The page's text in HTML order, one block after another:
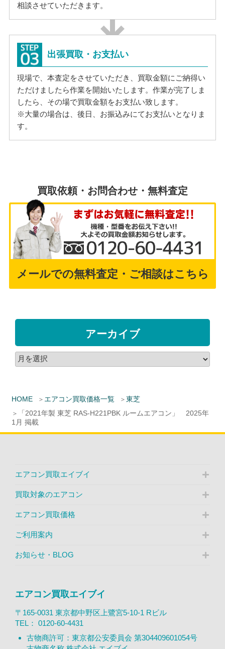
HOME エアコン買取価格一覧
東芝
「2021年製 東芝 RAS-H221PBK ルームエアコン」 2025年
1月 掲載
相談させていただきます。
出張買取・お支払い
現場で、本査定をさせていただき、買取金額にご納得い
ただけましたら作業を開始いたします。作業が完了しま
したら、その場で買取金額をお支払い致します。
※大量の場合は、後日、お振込みにてお支払いとなりま
す。
買取依頼・お問合わせ・無料査定
メールでの無料査定・ご相談はこちら
アーカイブ
エアコン買取エイブイ
買取対象のエアコン
エアコン買取価格
ご利用案内
お知らせ・BLOG
エアコン買取エイブイ
〒165-0031 東京都中野区上鷺宮5-10-1 Rビル
TEL： 0120-60-4431
古物商許可：東京都公安委員会 第304409601054号